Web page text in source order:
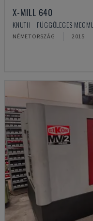
X-MILL 640
KNUTH - FÜGGŐLEGES
NÉMETORSZÁG 2015